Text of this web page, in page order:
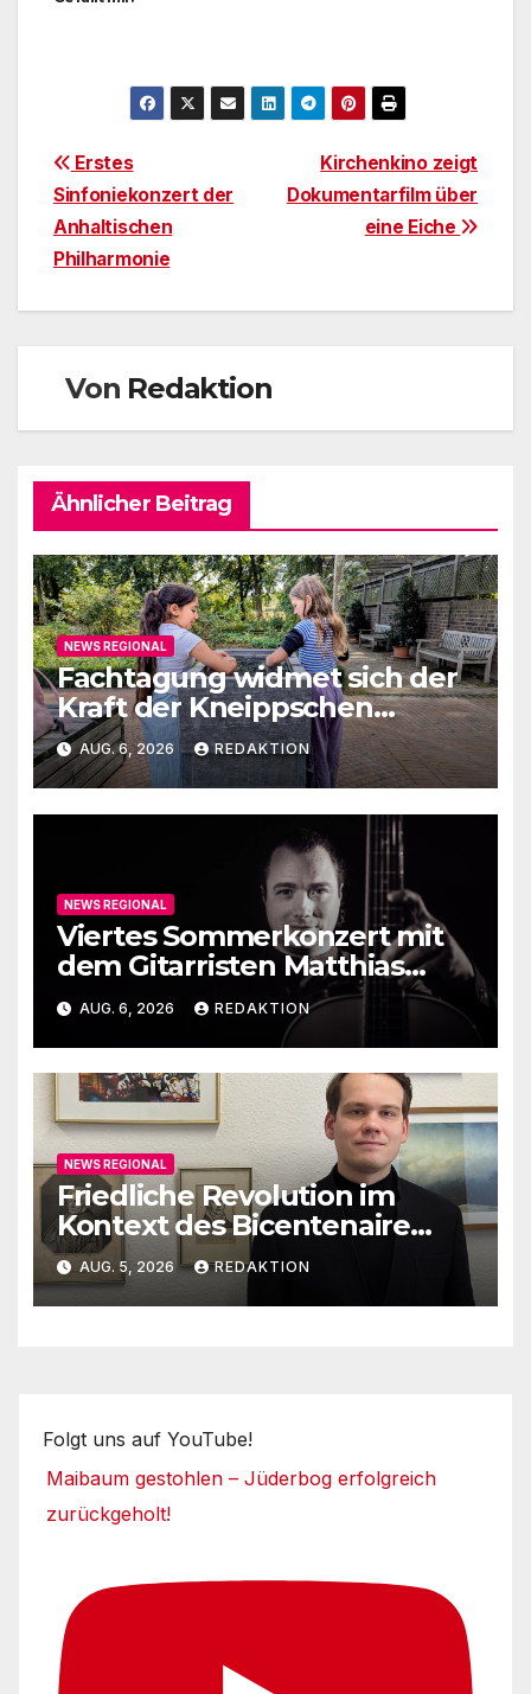
BeitragsnavigationKirchenkino zeigt
Dokumentarfilm über
eine Eiche
Erstes
Sinfoniekonzert der
Anhaltischen
Philharmonie
Von Redaktion
Ähnlicher Beitrag
NEWS REGIONAL
Fachtagung widmet sich der
Kraft der Kneippschen
Elemente
AUG. 6, 2026 REDAKTION
NEWS REGIONAL
Viertes Sommerkonzert mit
dem Gitarristen Matthias
Ehrig
AUG. 6, 2026 REDAKTION
NEWS REGIONAL
Friedliche Revolution im
Kontext des Bicentenaire
1789-1989
AUG. 5, 2026 REDAKTION
Folgt uns auf YouTube!
Maibaum gestohlen – Jüderbog erfolgreich
zurückgeholt!